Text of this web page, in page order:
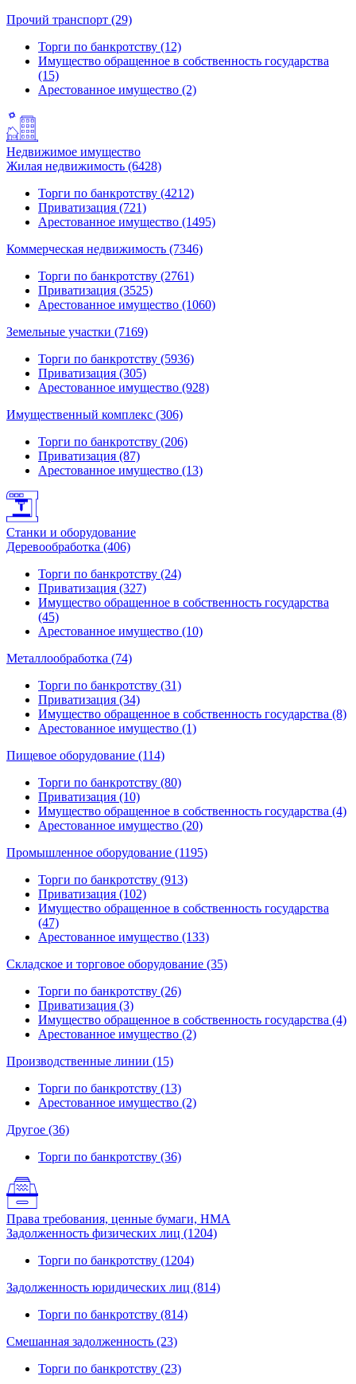
Прочий транспорт (29)
Торги по банкротству (12)
Имущество обращенное в собственность государства
(15)
Арестованное имущество (2)
Недвижимое имущество
Жилая недвижимость (6428)
Торги по банкротству (4212)
Приватизация (721)
Арестованное имущество (1495)
Коммерческая недвижимость (7346)
Торги по банкротству (2761)
Приватизация (3525)
Арестованное имущество (1060)
Земельные участки (7169)
Торги по банкротству (5936)
Приватизация (305)
Арестованное имущество (928)
Имущественный комплекс (306)
Торги по банкротству (206)
Приватизация (87)
Арестованное имущество (13)
Станки и оборудование
Деревообработка (406)
Торги по банкротству (24)
Приватизация (327)
Имущество обращенное в собственность государства
(45)
Арестованное имущество (10)
Металлообработка (74)
Торги по банкротству (31)
Приватизация (34)
Имущество обращенное в собственность государства (8)
Арестованное имущество (1)
Пищевое оборудование (114)
Торги по банкротству (80)
Приватизация (10)
Имущество обращенное в собственность государства (4)
Арестованное имущество (20)
Промышленное оборудование (1195)
Торги по банкротству (913)
Приватизация (102)
Имущество обращенное в собственность государства
(47)
Арестованное имущество (133)
Складское и торговое оборудование (35)
Торги по банкротству (26)
Приватизация (3)
Имущество обращенное в собственность государства (4)
Арестованное имущество (2)
Производственные линии (15)
Торги по банкротству (13)
Арестованное имущество (2)
Другое (36)
Торги по банкротству (36)
Права требования, ценные бумаги, НМА
Задолженность физических лиц (1204)
Торги по банкротству (1204)
Задолженность юридических лиц (814)
Торги по банкротству (814)
Смешанная задолженность (23)
Торги по банкротству (23)